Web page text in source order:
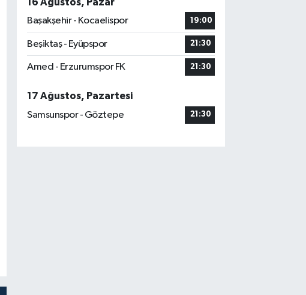
Başakşehir - Kocaelispor
19:00
Beşiktaş - Eyüpspor 21:30
Amed - Erzurumspor FK 21:30
17 Ağustos, Pazartesi
Samsunspor - Göztepe
21:30